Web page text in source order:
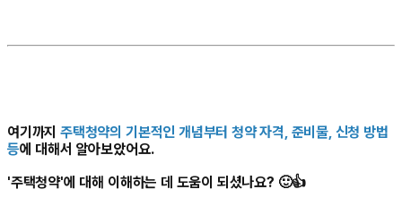
여기까지주택청약의 기본적인 개념부터 청약 자격, 준비물, 신청 방법
등에 대해서 알아보았어요.
'주택청약'에 대해 이해하는 데 도움이 되셨나요? 🙂👍